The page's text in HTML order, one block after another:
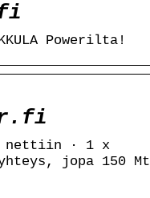
Powerilta!
nettiin · 1 x
jopa 150 Mt